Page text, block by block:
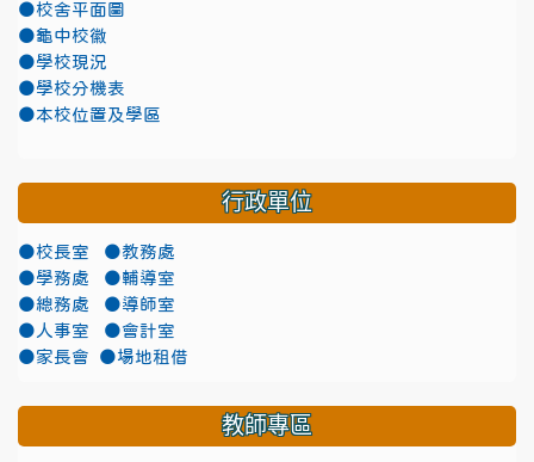
●校舍平面圖
●龜中校徽
●學校現況
●學校分機表
●本校位置及學區
行政單位
●校長室
●教務處
●學務處
●輔導室
●總務處
●導師室
●人事室
●會計室
●家長會
●場地租借
教師專區